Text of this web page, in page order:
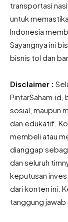
transportasi
untuk
Indonesia
Sayangnya ini
bisnis tol dan
Disclaimer :
sosial, maupun
dan edukatif.
membeli atau
dianggap
dan seluruh
keputusan
dari konten ini.
tanggung jawab